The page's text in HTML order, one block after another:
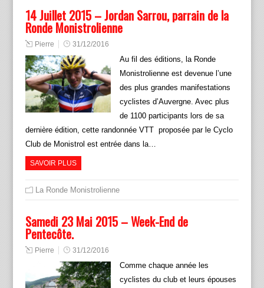
14 Juillet 2015 – Jordan Sarrou, parrain de la
Ronde Monistrolienne
Pierre 31/12/2016
Au fil des éditions, la Ronde
Monistrolienne est devenue l’une
des plus grandes manifestations
cyclistes d’Auvergne. Avec plus
de 1100 participants lors de sa
dernière édition, cette randonnée VTT proposée par le Cyclo
Club de Monistrol est entrée dans la…
SAVOIR PLUS
La Ronde Monistrolienne
Samedi 23 Mai 2015 – Week-End de
Pentecôte.
Pierre 31/12/2016
Comme chaque année les
cyclistes du club et leurs épouses